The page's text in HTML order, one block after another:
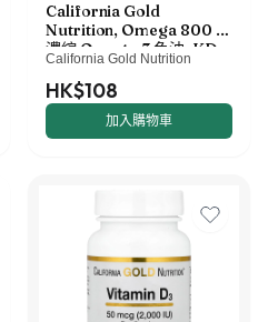
California Gold
Nutrition, Omega 800 超
濃縮 Omega-3 魚油，KD-
Pur® 甘油三酯形式，30 粒
魚明膠軟膠囊（每粒軟膠囊
1,000 毫克）
California Gold Nutrition
HK$108
加入購物車